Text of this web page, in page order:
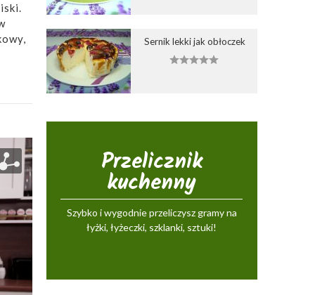
Sernik lekki jak obłoczek
Przelicznik
kuchenny
Szybko i wygodnie przeliczysz gramy na
łyżki, łyżeczki, szklanki, sztuki!